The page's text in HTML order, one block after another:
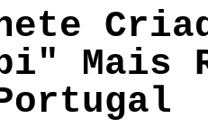
Mais